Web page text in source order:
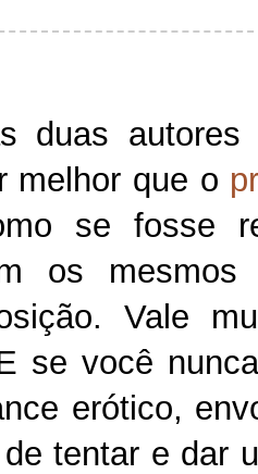
duas
melhor que o
se fosse
os mesmos
Vale
se você
erótico,
tentar e dar